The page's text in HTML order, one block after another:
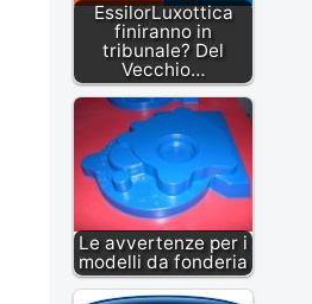
EssilorLuxottica
finiranno in
tribunale? Del
Vecchio…
Le avvertenze per i
modelli da fonderia